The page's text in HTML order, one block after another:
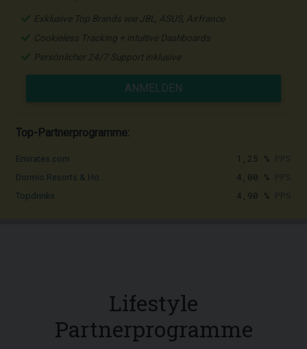
Exklusive Top Brands wie JBL, ASUS, Airfrance
Cookieless Tracking + intuitive Dashboards
Persönlicher 24/7 Support inklusive
ANMELDEN
Top-Partnerprogramme:
Emirates.com 1,25 %
Dormio Resorts & Ho... 4,00 %
Topdrinks 4,90 %
Lifestyle
Partnerprogramme